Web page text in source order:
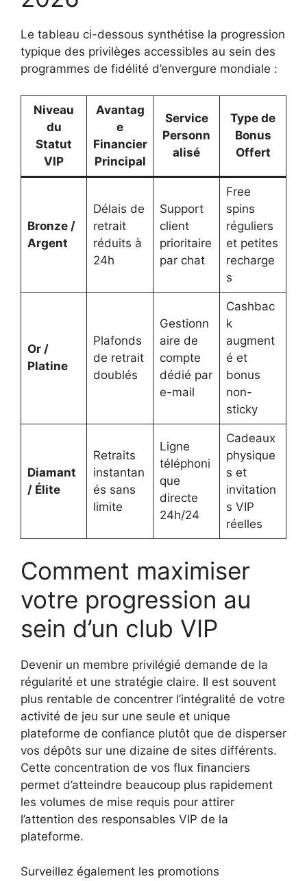
Le tableau ci-dessous synthétise la progression
typique des privilèges accessibles au sein des
programmes de fidélité d’envergure mondiale :
Niveau
du
Statut
VIP
Avantag
e
Financier
Principal
Service
Personn
alisé
Type de
Bonus
Offert
Bronze /
Argent
Délais de
retrait
réduits à
24h
Support
client
prioritaire
par chat
Free
spins
réguliers
et petites
recharge
s
Or /
Platine
Plafonds
de retrait
doublés
Gestionn
aire de
compte
dédié par
e-mail
Cashbac
k
augment
é et
bonus
non-
sticky
Diamant
/ Élite
Retraits
instantan
és sans
limite
Ligne
téléphoni
que
directe
24h/24
Cadeaux
physique
s et
invitation
s VIP
réelles
Comment maximiser
votre progression au
sein d’un club VIP
Devenir un membre privilégié demande de la
régularité et une stratégie claire. Il est souvent
plus rentable de concentrer l’intégralité de votre
activité de jeu sur une seule et unique
plateforme de confiance plutôt que de disperser
vos dépôts sur une dizaine de sites différents.
Cette concentration de vos flux financiers
permet d’atteindre beaucoup plus rapidement
les volumes de mise requis pour attirer
l’attention des responsables VIP de la
plateforme.
Surveillez également les promotions